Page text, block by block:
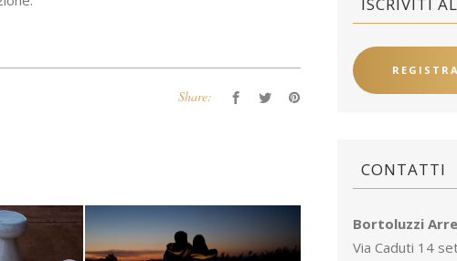
Share:
CONTATTI
Bortoluzzi
Via Caduti 14